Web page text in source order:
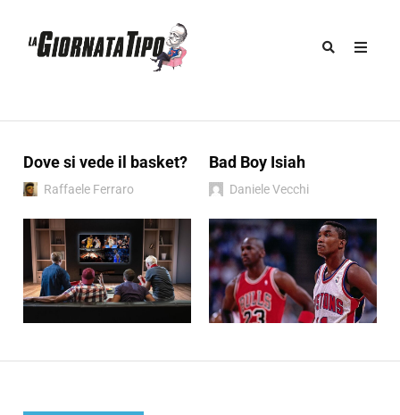
Dove si vede il basket?
Raffaele Ferraro
Bad Boy Isiah
Daniele Vecchi